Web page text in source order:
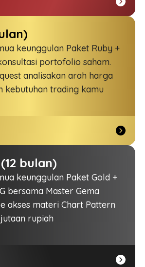
keunggulan Paket Ruby +
portofolio saham.
analisakan arah harga
kebutuhan trading kamu
bulan)
keunggulan Paket Gold +
bersama Master Gema
akses materi Chart Pattern
rupiah